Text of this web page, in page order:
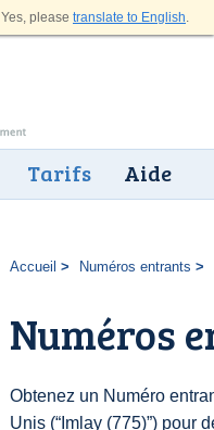
Yes, please translate to English.
Tarifs Aide
Accueil Numéros entrants
Numéros
Obtenez un Numéro
Unis (“Imlay (775)”) pour